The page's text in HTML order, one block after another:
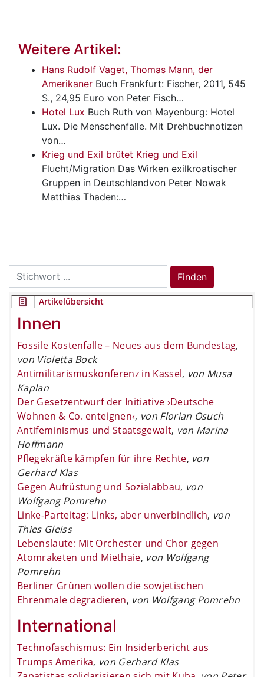
Weitere Artikel:
Hans Rudolf Vaget, Thomas Mann, der
Amerikaner Buch Frankfurt: Fischer, 2011, 545
S., 24,95 Euro von Peter Fisch…
Hotel Lux Buch Ruth von Mayenburg: Hotel
Lux. Die Menschenfalle. Mit Drehbuchnotizen
von…
Krieg und Exil brütet Krieg und Exil
Flucht/Migration Das Wirken exilkroatischer
Gruppen in Deutschlandvon Peter Nowak
Matthias Thaden:…
Search
for:
Finden
Artikelübersicht
Innen
Fossile Kostenfalle – Neues aus dem Bundestag,
von Violetta Bock
Antimilitarismuskonferenz in Kassel, von Musa
Kaplan
Der Gesetzentwurf der Initiative ›Deutsche
Wohnen & Co. enteignen‹, von Florian Osuch
Antifeminismus und Staatsgewalt, von Marina
Hoffmann
Pflegekräfte kämpfen für ihre Rechte, von
Gerhard Klas
Gegen Aufrüstung und Sozialabbau, von
Wolfgang Pomrehn
Linke-Parteitag: Links, aber unverbindlich, von
Thies Gleiss
Lebenslaute: Mit Orchester und Chor gegen
Atomraketen und Miethaie, von Wolfgang
Pomrehn
Berliner Grünen wollen die sowjetischen
Ehrenmale degradieren, von Wolfgang Pomrehn
International
Technofaschismus: Ein Insiderbericht aus
Trumps Amerika, von Gerhard Klas